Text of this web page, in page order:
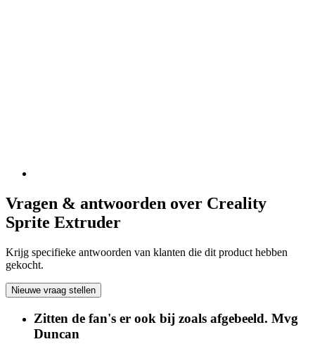
Vragen & antwoorden over Creality
Sprite Extruder
Krijg specifieke antwoorden van klanten die dit product hebben
gekocht.
Nieuwe vraag stellen
Zitten de fan's er ook bij zoals afgebeeld. Mvg
Duncan